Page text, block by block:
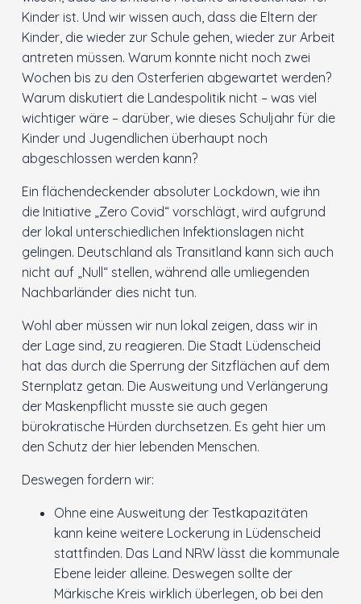
Kinder ist. Und wir wissen auch, dass die Eltern der
Kinder, die wieder zur Schule gehen, wieder zur Arbeit
antreten müssen. Warum konnte nicht noch zwei
Wochen bis zu den Osterferien abgewartet werden?
Warum diskutiert die Landespolitik nicht – was viel
wichtiger wäre – darüber, wie dieses Schuljahr für die
Kinder und Jugendlichen überhaupt noch
abgeschlossen werden kann?
Ein flächendeckender absoluter Lockdown, wie ihn
die Initiative „Zero Covid“ vorschlägt, wird aufgrund
der lokal unterschiedlichen Infektionslagen nicht
gelingen. Deutschland als Transitland kann sich auch
nicht auf „Null“ stellen, während alle umliegenden
Nachbarländer dies nicht tun.
Wohl aber müssen wir nun lokal zeigen, dass wir in
der Lage sind, zu reagieren. Die Stadt Lüdenscheid
hat das durch die Sperrung der Sitzflächen auf dem
Sternplatz getan. Die Ausweitung und Verlängerung
der Maskenpflicht musste sie auch gegen
bürokratische Hürden durchsetzen. Es geht hier um
den Schutz der hier lebenden Menschen.
Deswegen fordern wir:
Ohne eine Ausweitung der Testkapazitäten
kann keine weitere Lockerung in Lüdenscheid
stattfinden. Das Land NRW lässt die kommunale
Ebene leider alleine. Deswegen sollte der
Märkische Kreis wirklich überlegen, ob bei den